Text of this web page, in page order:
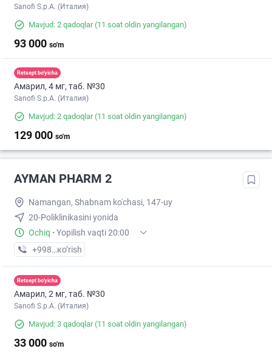
Sanofi S.p.A. (Италия)
Mavjud: 2 qadoqlar(11 soat oldin yangilangan)
93 000 so'm
Retsept bo'yicha
Амарил, 4 мг, таб. №30
Sanofi S.p.A. (Италия)
Mavjud: 2 qadoqlar(11 soat oldin yangilangan)
129 000 so'm
AYMAN PHARM 2
Namangan, Shabnam ko'chasi, 147-uy
20-Poliklinikasini yonida
Ochiq · Yopilish vaqti 20:00
+998 (97) XXX-XX-XX
кo’rish
Retsept bo'yicha
Амарил, 2 мг, таб. №30
Sanofi S.p.A. (Италия)
Mavjud: 3 qadoqlar(11 soat oldin yangilangan)
33 000 so'm